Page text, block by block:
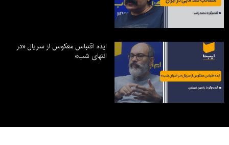
ایده اقتباس معکوس از سریال «در
انتهای شب»